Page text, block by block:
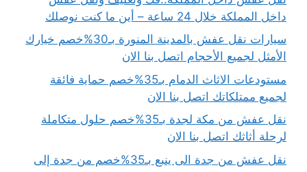
داخل المملكة خلال 24 ساعة – أين ما كنت نوصلك
سيارات نقل عفش بالمدينة المنورة بـ30%خصم خيارك
الأمثل لجميع الأحجام اتصل بنا الان
مستودعات الاثاث الدمام بـ35%خصم حماية فائقة
لجميع ممتلكاتك اتصل بنا الان
نقل عفش من مكة لجدة بـ35%خصم حلول متكاملة
لرحلة أثاثك اتصل بنا الان
نقل عفش من جدة الى ينبع بـ35%خصم من جدة إلى